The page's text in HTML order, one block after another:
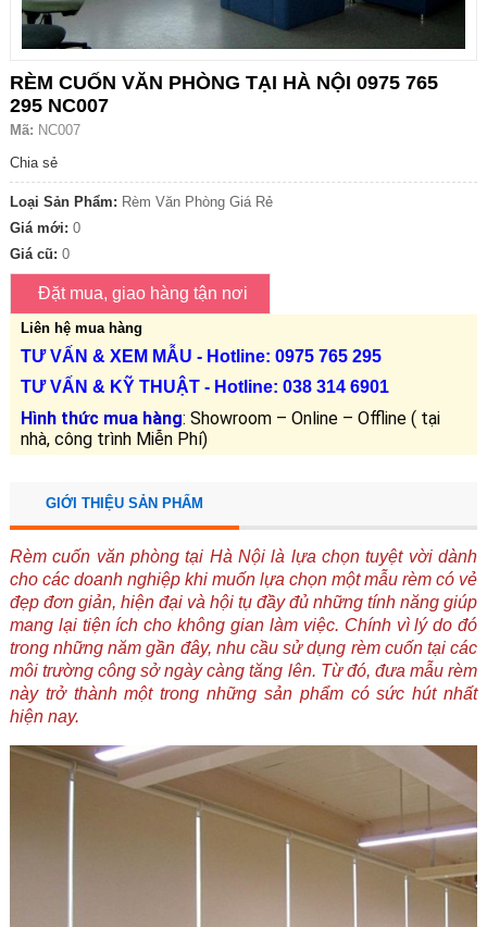
RÈM CUỐN VĂN PHÒNG TẠI HÀ NỘI 0975 765
295 NC007
Mã: NC007
Chia sẻ
Loại Sản Phẩm: Rèm Văn Phòng Giá Rẻ
Giá mới: 0
Giá cũ: 0
Liên hệ mua hàng
TƯ VẤN & XEM MẪU - Hotline: 0975 765 295
TƯ VẤN & KỸ THUẬT- Hotline: 038 314 6901
Hình thức mua hàng: Showroom – Online – Offline ( tại
nhà, công trình Miễn Phí)
GIỚI THIỆU SẢN PHẨM
Rèm cuốn văn phòng tại Hà Nội là lựa chọn tuyệt vời dành
cho các doanh nghiệp khi muốn lựa chọn một mẫu rèm có vẻ
đẹp đơn giản, hiện đại và hội tụ đầy đủ những tính năng giúp
mang lại tiện ích cho không gian làm việc. Chính vì lý do đó
trong những năm gần đây, nhu cầu sử dụng rèm cuốn tại các
môi trường công sở ngày càng tăng lên. Từ đó, đưa mẫu rèm
này trở thành một trong những sản phẩm có sức hút nhất
hiện nay.